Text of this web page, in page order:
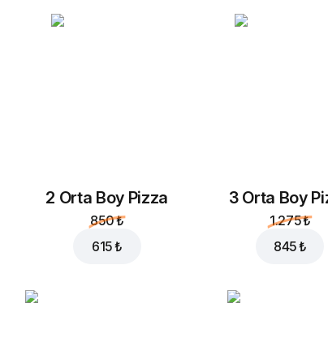
2 Orta Boy Pizza
850 ₺
615 ₺
3 Orta Boy
1.275 ₺
845 ₺